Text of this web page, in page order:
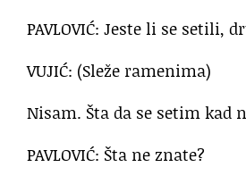
PAVLOVIĆ: Jeste li se setili,
VUJIĆ: (Sleže ramenima)
Nisam. Šta da se setim kad
PAVLOVIĆ: Šta ne znate?